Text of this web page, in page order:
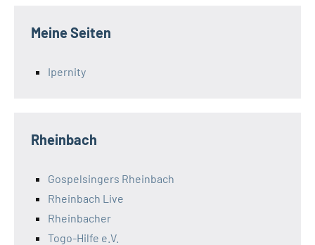
Meine Seiten
Ipernity
Rheinbach
Gospelsingers Rheinbach
Rheinbach Live
Rheinbacher
Togo-Hilfe e.V.